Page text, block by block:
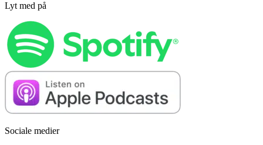
Lyt med på
Sociale medier